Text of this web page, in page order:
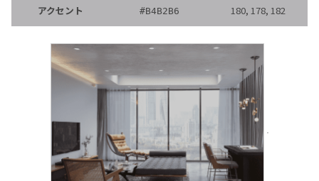
アクセント #B4B2B6 180, 178, 182